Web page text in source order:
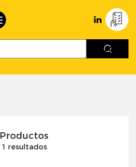
Productos
1 resultados